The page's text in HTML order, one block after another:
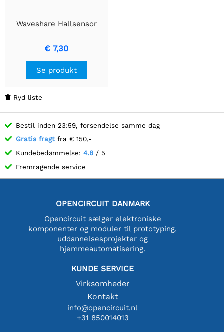
Waveshare Hallsensor
€ 7,30
Se produkt
 Ryd liste
Bestil inden 23:59, forsendelse samme dag
Gratis fragt fra € 150,-
Kundebedømmelse: 4.8 / 5
Fremragende service
OPENCIRCUIT DANMARK
Opencircuit sælger elektroniske
komponenter og moduler til prototyping,
uddannelsesprojekter og
hjemmeautomatisering.
KUNDE SERVICE
Virksomheder
Kontakt
info@opencircuit.nl
+31 850014013